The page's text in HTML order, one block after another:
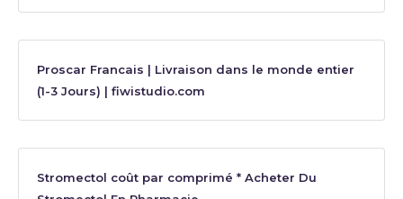
Proscar Francais | Livraison dans le monde entier
(1-3 Jours) | fiwistudio.com
Stromectol coût par comprimé * Acheter Du